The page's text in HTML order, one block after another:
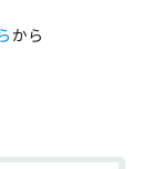
から